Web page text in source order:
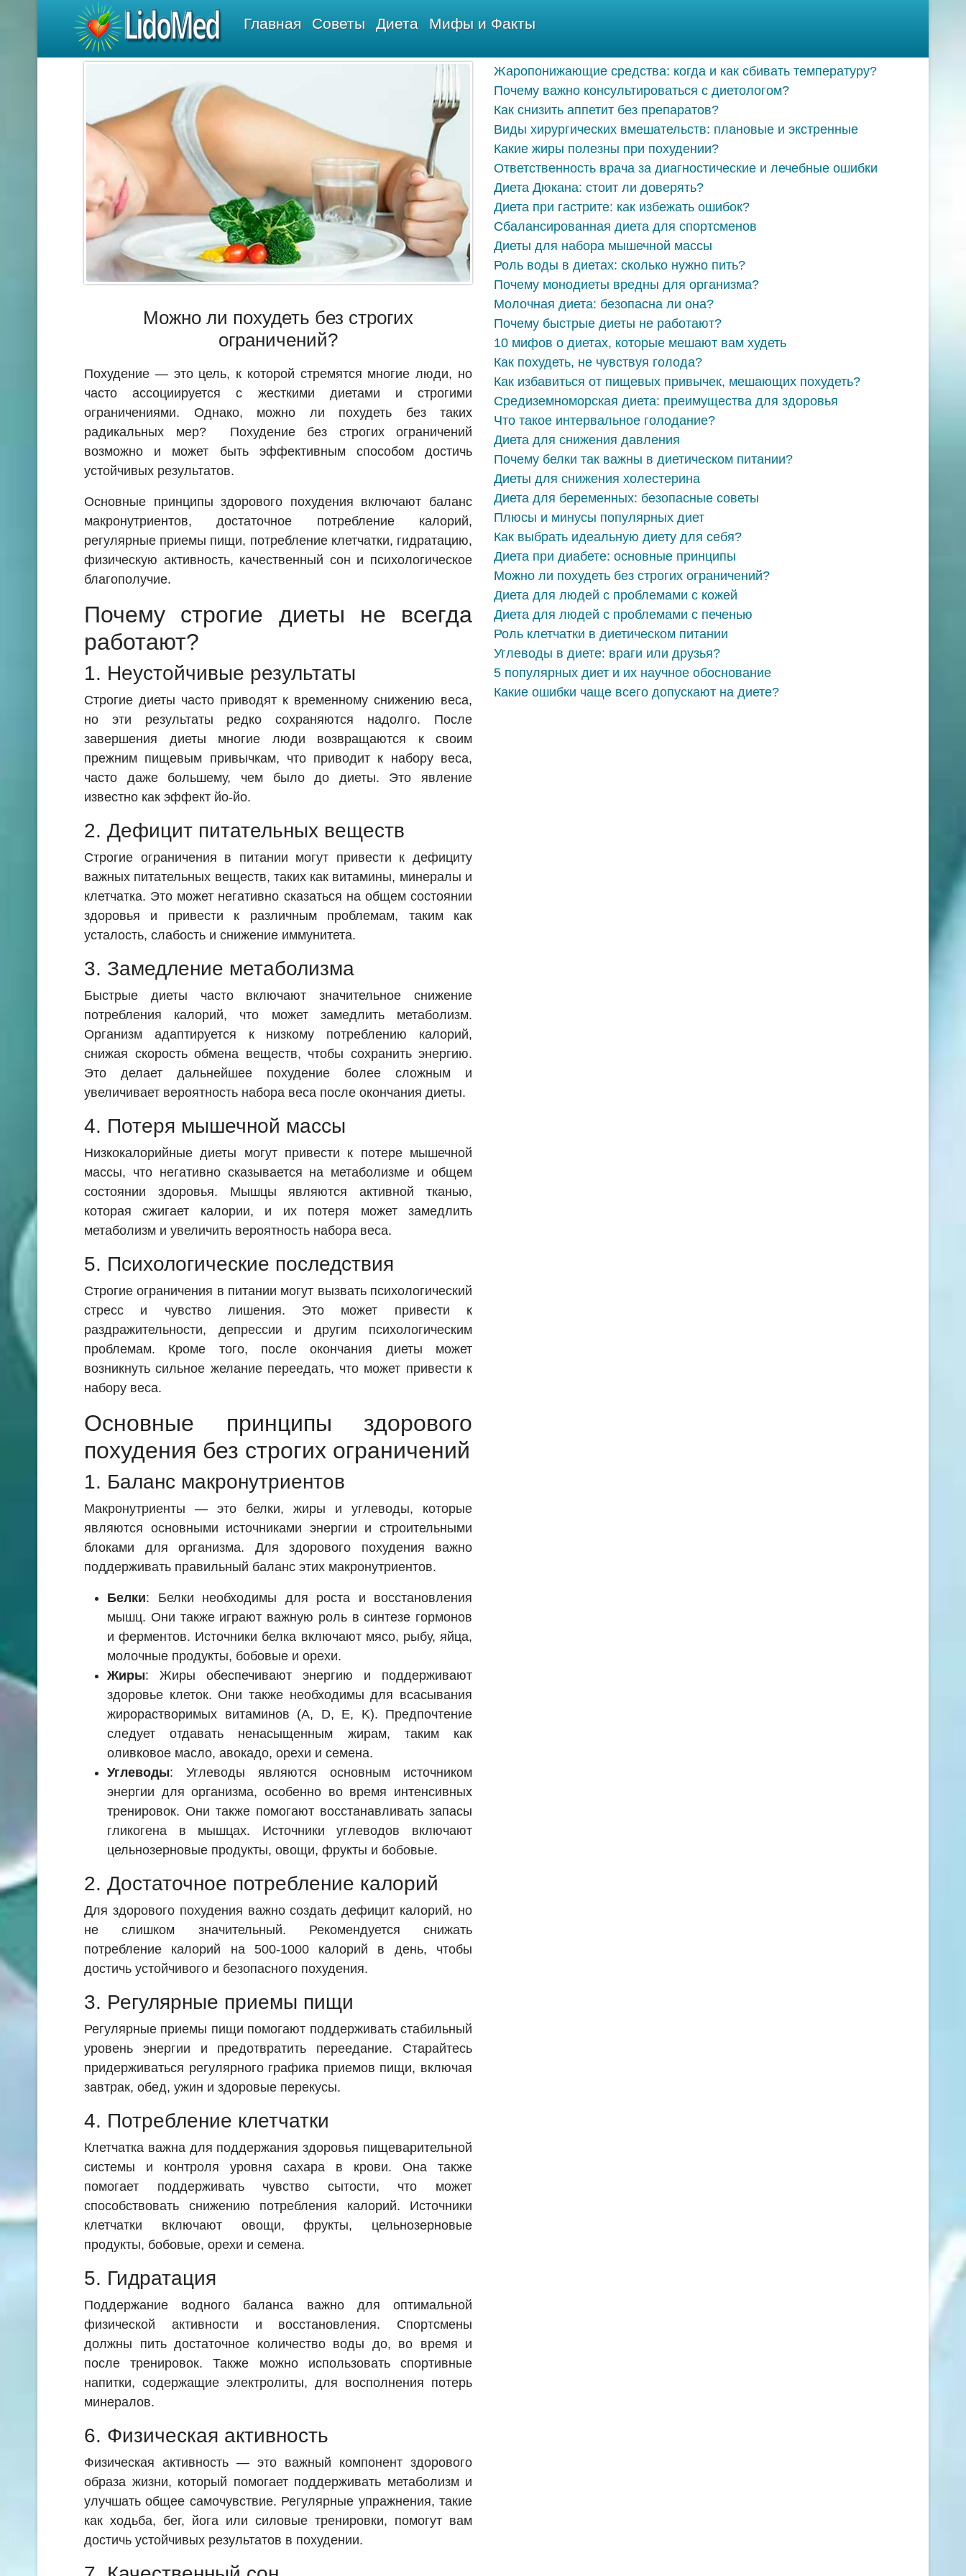
LidoMed Главная Советы Диета Мифы и Факты
Можно ли похудеть без строгих
ограничений?
Похудение — это цель, к которой стремятся многие люди, но
часто ассоциируется с жесткими диетами и строгими
ограничениями. Однако, можно ли похудеть без таких
радикальных мер? Похудение без строгих ограничений
возможно и может быть эффективным способом достичь
устойчивых результатов.
Основные принципы здорового похудения включают баланс
макронутриентов, достаточное потребление калорий,
регулярные приемы пищи, потребление клетчатки, гидратацию,
физическую активность, качественный сон и психологическое
благополучие.
Почему строгие диеты не всегда
работают?
1. Неустойчивые результаты
Строгие диеты часто приводят к временному снижению веса,
но эти результаты редко сохраняются надолго. После
завершения диеты многие люди возвращаются к своим
прежним пищевым привычкам, что приводит к набору веса,
часто даже большему, чем было до диеты. Это явление
известно как эффект йо-йо.
2. Дефицит питательных веществ
Строгие ограничения в питании могут привести к дефициту
важных питательных веществ, таких как витамины, минералы и
клетчатка. Это может негативно сказаться на общем состоянии
здоровья и привести к различным проблемам, таким как
усталость, слабость и снижение иммунитета.
3. Замедление метаболизма
Быстрые диеты часто включают значительное снижение
потребления калорий, что может замедлить метаболизм.
Организм адаптируется к низкому потреблению калорий,
снижая скорость обмена веществ, чтобы сохранить энергию.
Это делает дальнейшее похудение более сложным и
увеличивает вероятность набора веса после окончания диеты.
4. Потеря мышечной массы
Низкокалорийные диеты могут привести к потере мышечной
массы, что негативно сказывается на метаболизме и общем
состоянии здоровья. Мышцы являются активной тканью,
которая сжигает калории, и их потеря может замедлить
метаболизм и увеличить вероятность набора веса.
5. Психологические последствия
Строгие ограничения в питании могут вызвать психологический
стресс и чувство лишения. Это может привести к
раздражительности, депрессии и другим психологическим
проблемам. Кроме того, после окончания диеты может
возникнуть сильное желание переедать, что может привести к
набору веса.
Основные принципы здорового
похудения без строгих ограничений
1. Баланс макронутриентов
Макронутриенты — это белки, жиры и углеводы, которые
являются основными источниками энергии и строительными
блоками для организма. Для здорового похудения важно
поддерживать правильный баланс этих макронутриентов.
Белки: Белки необходимы для роста и восстановления
мышц. Они также играют важную роль в синтезе гормонов
и ферментов. Источники белка включают мясо, рыбу, яйца,
молочные продукты, бобовые и орехи.
Жиры: Жиры обеспечивают энергию и поддерживают
здоровье клеток. Они также необходимы для всасывания
жирорастворимых витаминов (A, D, E, K). Предпочтение
следует отдавать ненасыщенным жирам, таким как
оливковое масло, авокадо, орехи и семена.
Углеводы: Углеводы являются основным источником
энергии для организма, особенно во время интенсивных
тренировок. Они также помогают восстанавливать запасы
гликогена в мышцах. Источники углеводов включают
цельнозерновые продукты, овощи, фрукты и бобовые.
2. Достаточное потребление калорий
Для здорового похудения важно создать дефицит калорий, но
не слишком значительный. Рекомендуется снижать
потребление калорий на 500-1000 калорий в день, чтобы
достичь устойчивого и безопасного похудения.
3. Регулярные приемы пищи
Регулярные приемы пищи помогают поддерживать стабильный
уровень энергии и предотвратить переедание. Старайтесь
придерживаться регулярного графика приемов пищи, включая
завтрак, обед, ужин и здоровые перекусы.
4. Потребление клетчатки
Клетчатка важна для поддержания здоровья пищеварительной
системы и контроля уровня сахара в крови. Она также
помогает поддерживать чувство сытости, что может
способствовать снижению потребления калорий. Источники
клетчатки включают овощи, фрукты, цельнозерновые
продукты, бобовые, орехи и семена.
5. Гидратация
Поддержание водного баланса важно для оптимальной
физической активности и восстановления. Спортсмены
должны пить достаточное количество воды до, во время и
после тренировок. Также можно использовать спортивные
напитки, содержащие электролиты, для восполнения потерь
минералов.
6. Физическая активность
Физическая активность — это важный компонент здорового
образа жизни, который помогает поддерживать метаболизм и
улучшать общее самочувствие. Регулярные упражнения, такие
как ходьба, бег, йога или силовые тренировки, помогут вам
достичь устойчивых результатов в похудении.
Жаропонижающие средства: когда и как сбивать температуру?
Почему важно консультироваться с диетологом?
Как снизить аппетит без препаратов?
Виды хирургических вмешательств: плановые и экстренные
Какие жиры полезны при похудении?
Ответственность врача за диагностические и лечебные ошибки
Диета Дюкана: стоит ли доверять?
Диета при гастрите: как избежать ошибок?
Сбалансированная диета для спортсменов
Диеты для набора мышечной массы
Роль воды в диетах: сколько нужно пить?
Почему монодиеты вредны для организма?
Молочная диета: безопасна ли она?
Почему быстрые диеты не работают?
10 мифов о диетах, которые мешают вам худеть
Как похудеть, не чувствуя голода?
Как избавиться от пищевых привычек, мешающих похудеть?
Средиземноморская диета: преимущества для здоровья
Что такое интервальное голодание?
Диета для снижения давления
Почему белки так важны в диетическом питании?
Диеты для снижения холестерина
Диета для беременных: безопасные советы
Плюсы и минусы популярных диет
Как выбрать идеальную диету для себя?
Диета при диабете: основные принципы
Можно ли похудеть без строгих ограничений?
Диета для людей с проблемами с кожей
Диета для людей с проблемами с печенью
Роль клетчатки в диетическом питании
Углеводы в диете: враги или друзья?
5 популярных диет и их научное обоснование
Какие ошибки чаще всего допускают на диете?